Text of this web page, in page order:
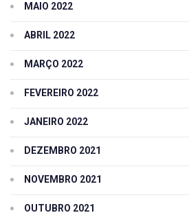
MAIO 2022
ABRIL 2022
MARÇO 2022
FEVEREIRO 2022
JANEIRO 2022
DEZEMBRO 2021
NOVEMBRO 2021
OUTUBRO 2021